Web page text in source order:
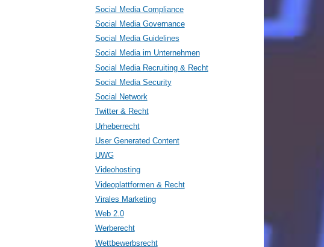
Social Media Compliance
Social Media Governance
Social Media Guidelines
Social Media im Unternehmen
Social Media Recruiting & Recht
Social Media Security
Social Network
Twitter & Recht
Urheberrecht
User Generated Content
UWG
Videohosting
Videoplattformen & Recht
Virales Marketing
Web 2.0
Werberecht
Wettbewerbsrecht